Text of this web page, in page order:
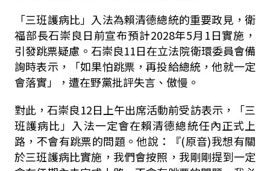
「三班護病比」入法為賴清德總統的重要政見，衛
福部長石崇良日前宣布預計2028年5月 1日實施，
引發跳票疑慮。石崇良11日在立法院衛環委員會備
詢時表示，「如果怕跳票，再投給總統，他就一定
會落實」，遭在野黨批評失言、傲慢。
對此，石崇良12日上午出席活動前受訪表示，「三
班護病比」入法一定會在賴清德總統任內正式上
路，不會有跳票的問題。他說：『(原音)我想有關
於三班護病比實施，我們會按照，我剛剛提到一定